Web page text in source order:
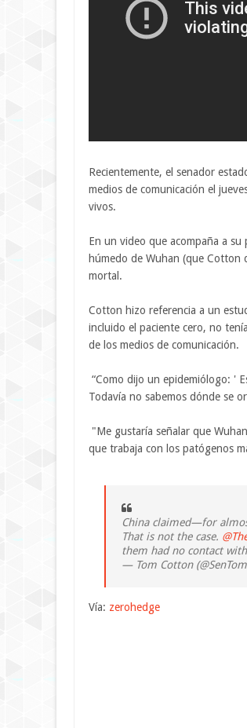
Recientemente, el senador
medios de comunicación el
vivos.
En un video que acompaña a
húmedo de Wuhan (que Cotton
mortal.
Cotton hizo referencia a un
incluido el paciente cero, no
de los medios de comunicación.
“Como dijo un epidemiólogo: '
Todavía no sabemos dónde se
"Me gustaría señalar que
que trabaja con los patógenos
China claimed—for
That is not the case.
them had no contact
— Tom Cotton
Vía: zerohedge